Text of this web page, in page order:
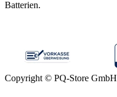
Batterien.
Copyright © PQ-Store GmbH